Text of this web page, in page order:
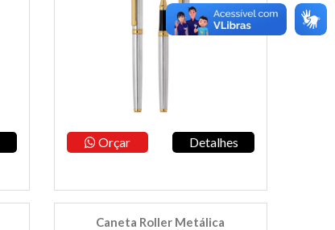
Orçar Detalhes
Caneta Roller Metálica